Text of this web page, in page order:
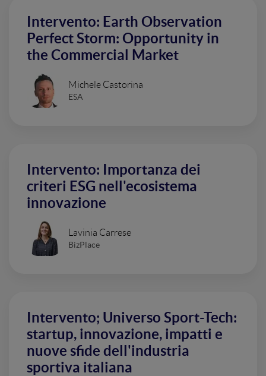
Intervento: Earth Observation
Perfect Storm: Opportunity in
the Commercial Market
Michele Castorina
ESA
Intervento: Importanza dei
criteri ESG nell'ecosistema
innovazione
Lavinia Carrese
BizPlace
Intervento; Universo Sport-Tech:
startup, innovazione, impatti e
nuove sfide dell'industria
sportiva italiana